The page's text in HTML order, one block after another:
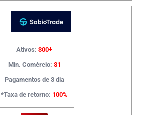
Ativos: 300+
Min. Comércio: $1
Pagamentos de 3 dia
*Taxa de retorno: 100%